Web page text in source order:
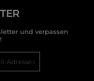
und verpassen